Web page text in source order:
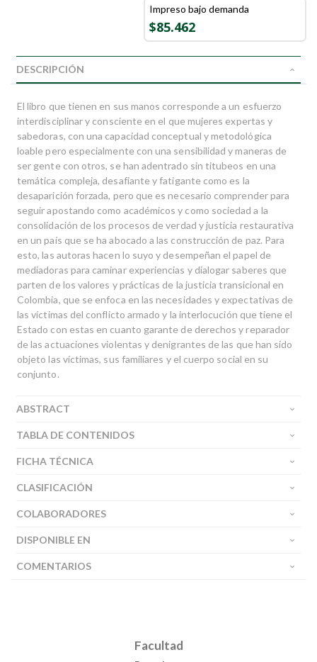
Impreso bajo demanda
$85.462
DESCRIPCIÓN
El libro que tienen en sus manos corresponde a un esfuerzo
interdisciplinar y consciente en el que mujeres expertas y
sabedoras, con una capacidad conceptual y metodológica
loable pero especialmente con una sensibilidad y maneras de
ser gente con otros, se han adentrado sin titubeos en una
temática compleja, desafiante y fatigante como es la
desaparición forzada, pero que es necesario comprender para
seguir apostando como académicos y como sociedad a la
consolidación de los procesos de verdad y justicia restaurativa
en un país que se ha abocado a las construcción de paz. Para
esto, las autoras hacen lo suyo y desempeñan el papel de
mediadoras para caminar experiencias y dialogar saberes que
parten de los valores y prácticas de la justicia transicional en
Colombia, que se enfoca en las necesidades y expectativas de
las víctimas del conflicto armado y la interlocución que tiene el
Estado con estas en cuanto garante de derechos y reparador
de las actuaciones violentas y denigrantes de las que han sido
objeto las víctimas, sus familiares y el cuerpo social en su
conjunto.
ABSTRACT
TABLA DE CONTENIDOS
FICHA TÉCNICA
CLASIFICACIÓN
COLABORADORES
DISPONIBLE EN
COMENTARIOS
Facultad